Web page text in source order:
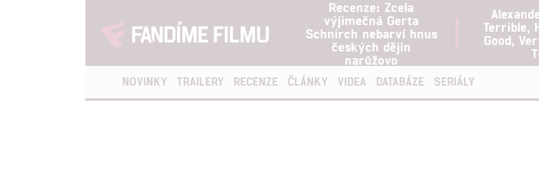
Recenze: Zcela
výjimečná Gerta
Schnirch nebarví hnus
českých dějin
narůžovo
Terrible,
Good,
NOVINKY TRAILERY RECENZE ČLÁNKY VIDEA DATABÁZE SERIÁLY